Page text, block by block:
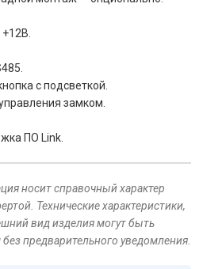
с подсветкой.
замком.
ПО Link.
носит справочный характер
Технические характеристики,
вид изделия могут быть
предварительного уведомления.